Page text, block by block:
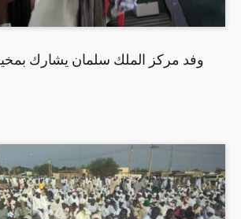
وفد مركز الملك سلمان يشارك